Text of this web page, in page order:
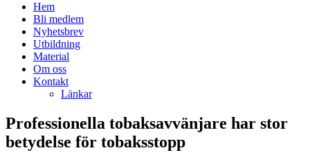
Hem
Bli medlem
Nyhetsbrev
Utbildning
Material
Om oss
Kontakt
Länkar
Professionella tobaksavvänjare har stor
betydelse för tobaksstopp